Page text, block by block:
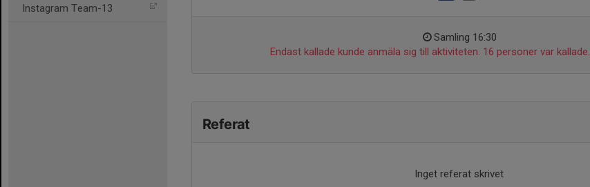
Instagram Team-13
Samling 16:30
Endast kallade kunde anmäla sig till aktiviteten. 16 personer var kallade.
Referat
Inget referat skrivet